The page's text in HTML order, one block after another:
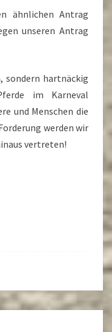
ähnlichen Antrag
unseren Antrag
sondern hartnäckig
im Karneval
und Menschen die
werden wir
vertreten!